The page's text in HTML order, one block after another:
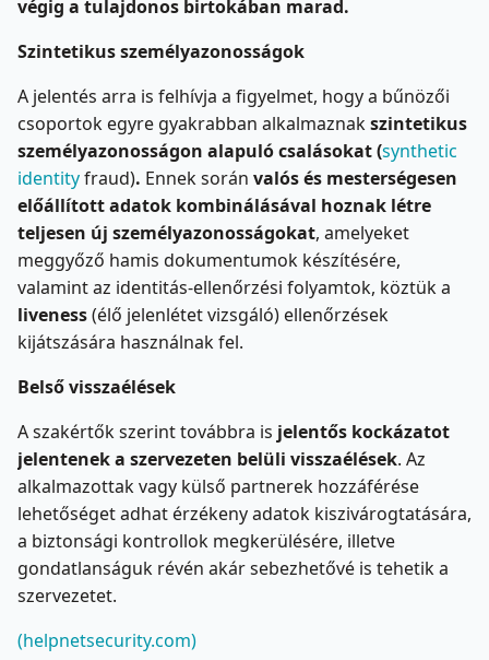
végig a tulajdonos birtokában marad.
Szintetikus személyazonosságok
A jelentés arra is felhívja a figyelmet, hogy a bűnözői
csoportok egyre gyakrabban alkalmaznakszintetikus
személyazonosságon alapuló csalásokat (synthetic
identityfraud). Ennek során valós és mesterségesen
előállított adatok kombinálásával hoznak létre
teljesen új személyazonosságokat, amelyeket
meggyőző hamis dokumentumok készítésére,
valamint az identitás-ellenőrzési folyamtok, köztük a
liveness(élő jelenlétet vizsgáló) ellenőrzések
kijátszására használnak fel.
Belső visszaélések
A szakértők szerint továbbra is jelentős kockázatot
jelentenek a szervezeten belüli visszaélések. Az
alkalmazottak vagy külső partnerek hozzáférése
lehetőséget adhat érzékeny adatok kiszivárogtatására,
a biztonsági kontrollok megkerülésére, illetve
gondatlanságuk révén akár sebezhetővé is tehetik a
szervezetet.
(helpnetsecurity.com)